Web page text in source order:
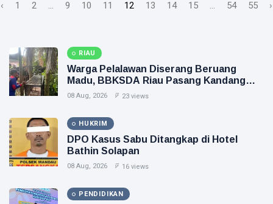
‹ 1 2 ... 9 10 11 12 13 14 15 ... 54 55 ›
RIAU
Warga Pelalawan Diserang Beruang
Madu, BBKSDA Riau Pasang Kandang
Jebak
08 Aug, 2026 23 views
HUKRIM
DPO Kasus Sabu Ditangkap di Hotel
Bathin Solapan
08 Aug, 2026 16 views
PENDIDIKAN